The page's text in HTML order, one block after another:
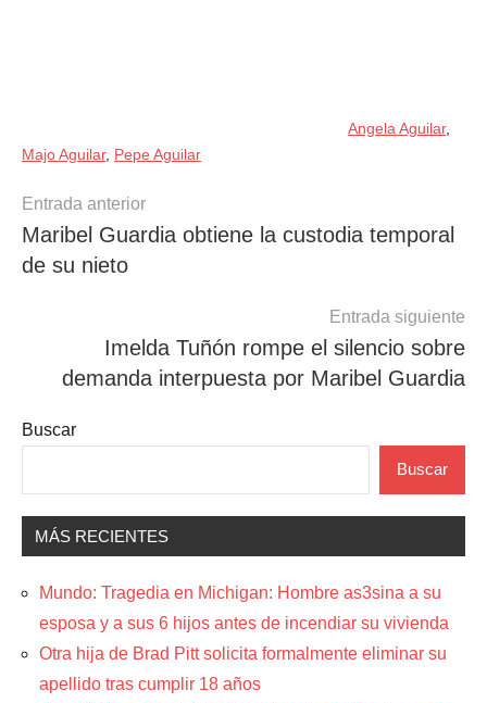
Angela Aguilar,
Majo Aguilar, Pepe Aguilar
Navegación
de
entradas
Entrada anterior
Maribel Guardia obtiene la custodia temporal
de su nieto
Entrada siguiente
Imelda Tuñón rompe el silencio sobre
demanda interpuesta por Maribel Guardia
Buscar
Buscar
MÁS RECIENTES
Mundo: Tragedia en Michigan: Hombre as3sina a su
esposa y a sus 6 hijos antes de incendiar su vivienda
Otra hija de Brad Pitt solicita formalmente eliminar su
apellido tras cumplir 18 años